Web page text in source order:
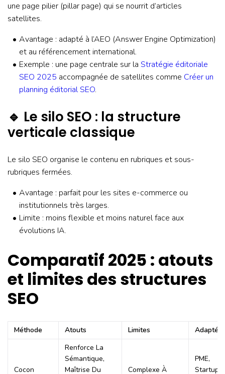
une page pilier (pillar page) qui se nourrit d’articles
satellites.
Avantage : adapté à l’AEO (Answer Engine Optimization)
et au référencement international.
Exemple : une page centrale sur la Stratégie éditoriale
SEO 2025 accompagnée de satellites comme Créer un
planning éditorial SEO.
🔹 Le silo SEO : la structure
verticale classique
Le silo SEO organise le contenu en rubriques et sous-
rubriques fermées.
Avantage : parfait pour les sites e-commerce ou
institutionnels très larges.
Limite : moins flexible et moins naturel face aux
évolutions IA.
Comparatif 2025 : atouts
et limites des structures
SEO
Méthode Atouts Limites Adaptée
Cocon
Renforce La
Sémantique,
Maîtrise Du
Complexe À
PME,
Startups,